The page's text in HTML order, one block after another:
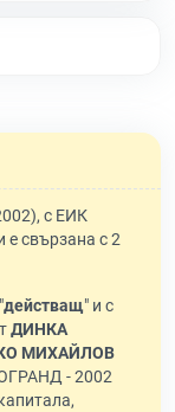
с ЕИК
е свързана с 2
действащ" и с
ДИНКА
МИХАЙЛОВ
- 2002